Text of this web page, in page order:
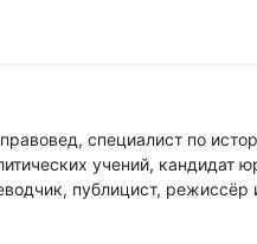
специалист по
учений, кандидат
публицист, режиссёр